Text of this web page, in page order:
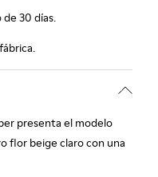
30 días.
presenta el modelo
flor beige claro con una